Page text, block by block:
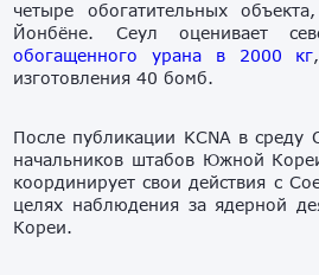
четыре обогатительных
Йонбёне. Сеул оценивает
обогащенного урана в 2000 кг
изготовления 40 бомб.
После публикации KCNA в среду
начальников штабов Южной
координирует свои действия с
целях наблюдения за ядерной
Кореи.